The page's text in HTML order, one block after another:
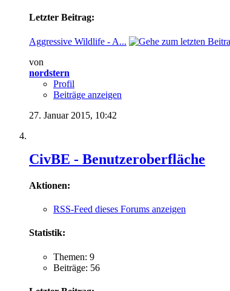
Letzter Beitrag:
Aggressive Wildlife - A...
von
nordstern
Profil
Beiträge anzeigen
27. Januar 2015, 10:42
CivBE - Benutzeroberfläche
Aktionen:
RSS-Feed dieses Forums anzeigen
Statistik:
Themen: 9
Beiträge: 56